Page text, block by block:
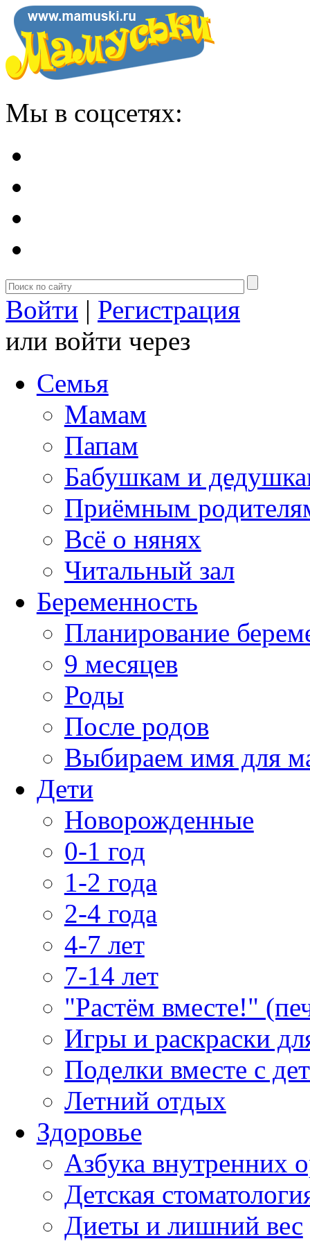
Мы в соцсетях:
Войти | Регистрация
или войти через
Семья
Мамам
Папам
Бабушкам и
Приёмным
Всё о нянях
Читальный зал
Беременность
Планирование
9 месяцев
Роды
После родов
Выбираем имя для
Дети
Новорожденные
0-1 год
1-2 года
2-4 года
4-7 лет
7-14 лет
"Растём вместе!"
Игры и раскраски
Поделки вместе с
Летний отдых
Здоровье
Азбука внутренних
Детская
Диеты и лишний вес